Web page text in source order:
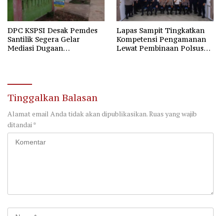
DPC KSPSI Desak Pemdes
Santilik Segera Gelar
Mediasi Dugaan
Lapas Sampit Tingkatkan
Kompetensi Pengamanan
Lewat Pembinaan Polsus
Tinggalkan Balasan
Alamat email Anda tidak akan dipublikasikan.Ruas yang wajib
ditandai *